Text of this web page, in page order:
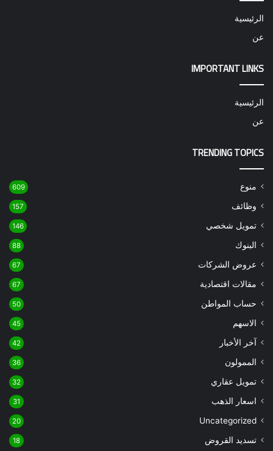
الرئيسية
عن
IMPORTANT LINKS
الرئيسية
عن
TRENDING TOPICS
منوع 609
وظائف 157
تمويل شخصي 146
البنوك 88
عروض الشركات 67
مقالات اقتصادية 67
حساب المواطن 50
الاسهم 45
آخر الأخبار 42
الممولون 36
تمويل عقاري 32
اسعار الذهب 31
Uncategorized
20
تسديد القروض 18